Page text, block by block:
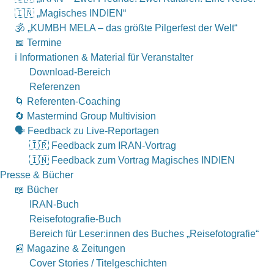
🇮🇳 „Magisches INDIEN“
🕉 „KUMBH MELA – das größte Pilgerfest der Welt“
📅 Termine
ℹ️ Informationen & Material für Veranstalter
Download-Bereich
Referenzen
🌀 Referenten-Coaching
🔄 Mastermind Group Multivision
🗣 Feedback zu Live-Reportagen
🇮🇷 Feedback zum IRAN-Vortrag
🇮🇳 Feedback zum Vortrag Magisches INDIEN
Presse & Bücher
📖 Bücher
IRAN-Buch
Reisefotografie-Buch
Bereich für Leser:innen des Buches „Reisefotografie“
📰 Magazine & Zeitungen
Cover Stories / Titelgeschichten